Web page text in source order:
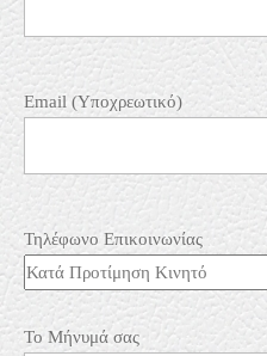
Email (Υποχρεωτικό)
Τηλέφωνο Επικοινωνίας
Το Μήνυμά σας